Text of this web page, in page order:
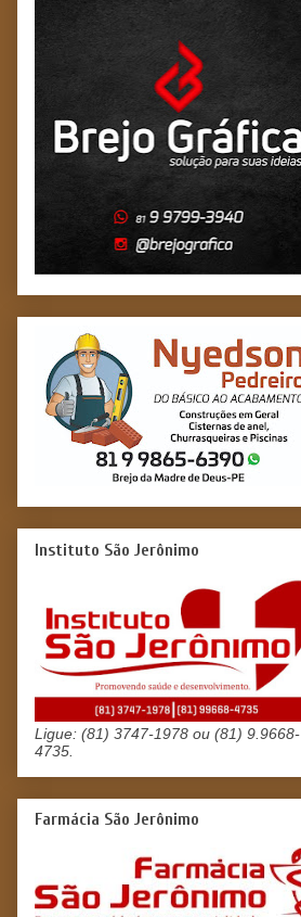
Instituto São Jerônimo
Ligue: (81) 3747-1978 ou (81) 9.9668-
4735.
Farmácia São Jerônimo